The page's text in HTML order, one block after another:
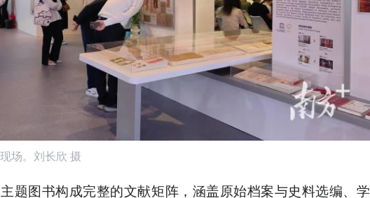
场。刘长欣 摄
题图书构成完整的文献矩阵，涵盖原始档案与史料选编、学